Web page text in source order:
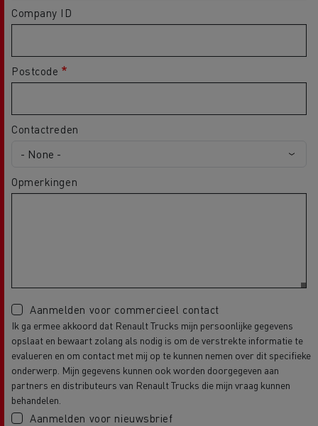
Company ID
Postcode
Contactreden
Opmerkingen
Aanmelden voor commercieel contact
Ik ga ermee akkoord dat Renault Trucks mijn persoonlijke gegevens
opslaat en bewaart zolang als nodig is om de verstrekte informatie te
evalueren en om contact met mij op te kunnen nemen over dit specifieke
onderwerp. Mijn gegevens kunnen ook worden doorgegeven aan
partners en distributeurs van Renault Trucks die mijn vraag kunnen
behandelen.
Aanmelden voor nieuwsbrief